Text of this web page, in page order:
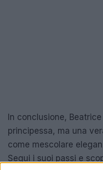
In conclusione,
principessa, ma una
come mescolare
Segui i suoi passi e